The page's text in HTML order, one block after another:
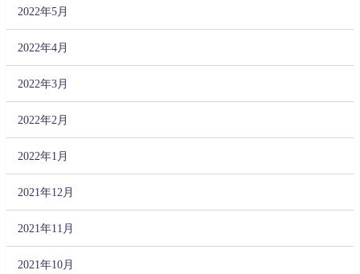
2022年5月
2022年4月
2022年3月
2022年2月
2022年1月
2021年12月
2021年11月
2021年10月